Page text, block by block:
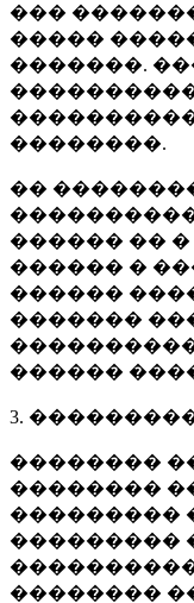
���
�����
�������.
��������.
��
������ ��
������ �
������
�������
������
3.
��������
��������
���������
���������
��������